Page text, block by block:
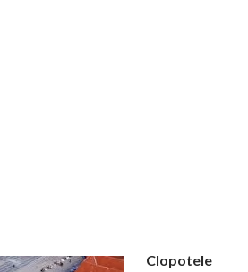
Clopotele